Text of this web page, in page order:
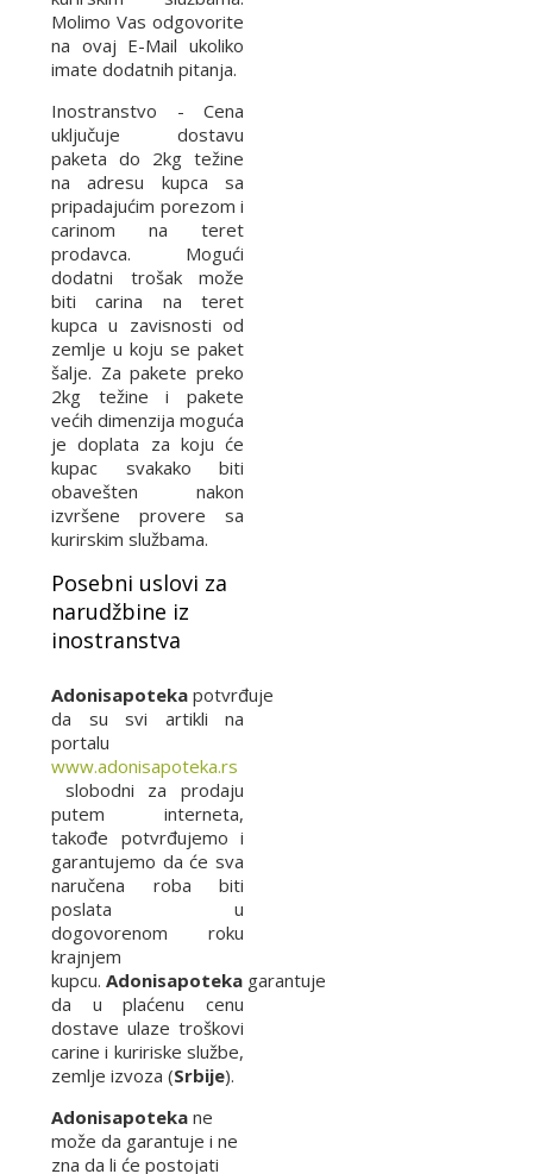
Molimo Vas odgovorite
na ovaj E-Mail ukoliko
imate dodatnih pitanja.
Inostranstvo - Cena
uključuje dostavu
paketa do 2kg težine
na adresu kupca sa
pripadajućim porezom i
carinom na teret
prodavca. Mogući
dodatni trošak može
biti carina na teret
kupca u zavisnosti od
zemlje u koju se paket
šalje. Za pakete preko
2kg težine i pakete
većih dimenzija moguća
je doplata za koju će
kupac svakako biti
obavešten nakon
izvršene provere sa
kurirskim službama.
Posebni uslovi za
narudžbine iz
inostranstva
Adonisapoteka potvrđuje
da su svi artikli na
portalu
www.adonisapoteka.rs
slobodni za prodaju
putem interneta,
takođe potvrđujemo i
garantujemo da će sva
naručena roba biti
poslata u
dogovorenom roku
krajnjem
kupcu. Adonisapoteka garantuje
da u plaćenu cenu
dostave ulaze troškovi
carine i kuririske službe,
zemlje izvoza (Srbije).
Adonisapoteka ne
može da garantuje i ne
zna da li će postojati